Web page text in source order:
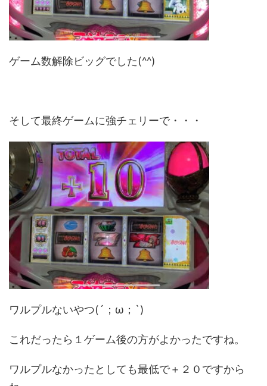
ゲーム数解除ビッグでした(^^)
そして最終ゲームに強チェリーで・・・
ワルプルないやつ(´；ω；`)
これだったら１ゲーム後の方がよかったですね。
ワルプルなかったとしても最低で＋２０ですから